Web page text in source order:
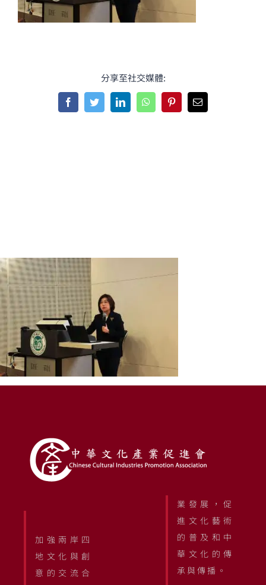
分享至社交媒體:
FacebookTwitterLinkedInWhatsAppPinterestEmail
加強兩岸四
地文化與創
意的交流合
業發展，促
進文化藝術
的普及和中
華文化的傳
承與傳播。